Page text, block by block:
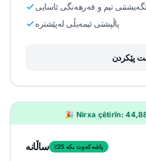
تیم و فەرهەنگی ئاسایی
پاڵپشتی ئیمەیڵی لەپێشترە
پێکردن
🎉 Nirxa çêtirîn:
ساڵانە ٪25 پاشەکەوت بکە